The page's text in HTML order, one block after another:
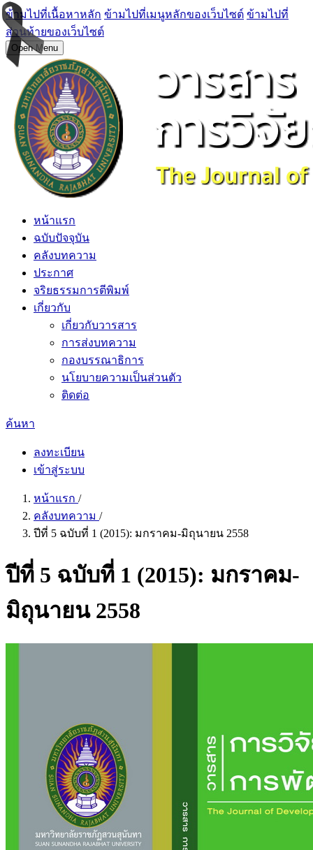
ข้ามไปที่เนื้อหาหลัก ข้ามไปที่เมนูหลักของเว็บไซต์ ข้ามไปที่
ส่วนท้ายของเว็บไซต์
Open Menu
หน้าแรก
ฉบับปัจจุบัน
คลังบทความ
ประกาศ
จริยธรรมการตีพิมพ์
เกี่ยวกับ
เกี่ยวกับวารสาร
การส่งบทความ
กองบรรณาธิการ
นโยบายความเป็นส่วนตัว
ติดต่อ
ค้นหา
ลงทะเบียน
เข้าสู่ระบบ
หน้าแรก /
คลังบทความ /
ปีที่ 5 ฉบับที่ 1 (2015): มกราคม-มิถุนายน 2558
ปีที่ 5 ฉบับที่ 1 (2015): มกราคม-
มิถุนายน 2558